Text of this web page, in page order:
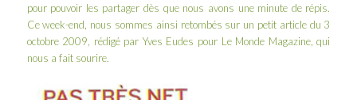
pour pouvoir les partager dès que nous avons une minute de répis.
Ce week-end, nous sommes ainsi retombés sur un petit article du 3
octobre 2009, rédigé par Yves Eudes pour Le Monde Magazine, qui
nous a fait sourire.